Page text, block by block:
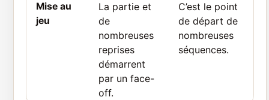
Mise au
jeu
La partie et
de
nombreuses
reprises
démarrent
par un face-
off.
C’est le point
de départ de
nombreuses
séquences.